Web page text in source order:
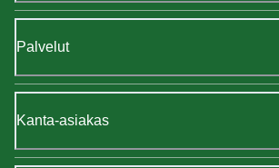
Palvelut
Kanta-asiakas